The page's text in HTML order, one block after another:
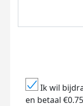
Ik wil
en betaal